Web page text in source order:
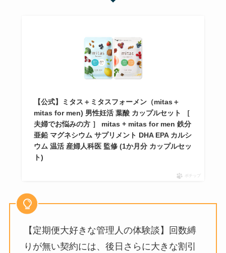
【公式】ミタス＋ミタスフォーメン（mitas＋
mitas for men) 男性妊活 葉酸 カップルセット ［
夫婦でお悩みの方 ］ mitas + mitas for men 鉄分
亜鉛 マグネシウム サプリメント DHA EPA カルシ
ウム 温活 産婦人科医 監修 (1か月分 カップルセッ
ト)
ポチップ
【定期便大好きな管理人の体験談】回数縛
りが無い契約には、後日さらに大きな割引